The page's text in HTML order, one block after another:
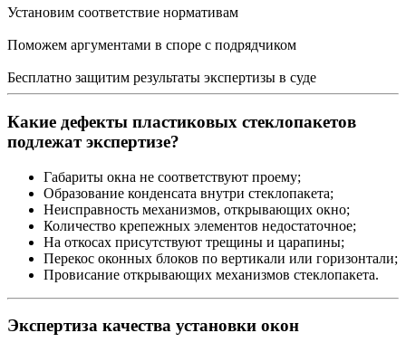
Установим соответствие нормативам
Поможем аргументами в споре с подрядчиком
Бесплатно защитим результаты экспертизы в суде
Какие дефекты пластиковых стеклопакетов
подлежат экспертизе?
Габариты окна не соответствуют проему;
Образование конденсата внутри стеклопакета;
Неисправность механизмов, открывающих окно;
Количество крепежных элементов недостаточное;
На откосах присутствуют трещины и царапины;
Перекос оконных блоков по вертикали или горизонтали;
Провисание открывающих механизмов стеклопакета.
Экспертиза качества установки окон